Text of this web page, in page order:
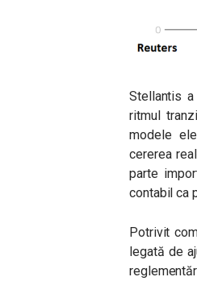
Stellantis
ritmul
modele
cererea
parte
contabil ca
Potrivit
legată de